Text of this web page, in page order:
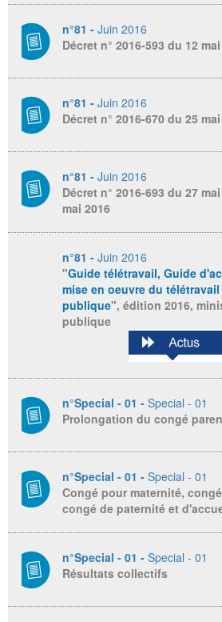
n°81 - Juin 2016
Décret n° 2016-593 du 12
n°81 - Juin 2016
Décret n° 2016-670 du 25
n°81 - Juin 2016
Décret n° 2016-693 du 27
mai 2016
n°81 - Juin 2016
"Guide télétravail, Guide
mise en oeuvre du
publique", édition 2016,
publique
n°Special - 01 - Special - 01
Prolongation du congé
n°Special - 01 - Special - 01
Congé pour maternité,
congé de paternité et
n°Special - 01 - Special - 01
Résultats collectifs